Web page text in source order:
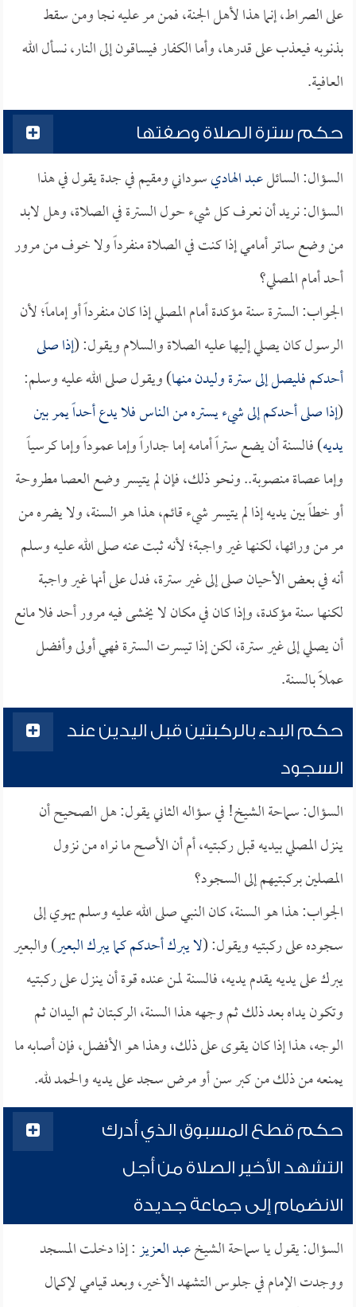
على الصراط، إنما هذا لأهل الجنة، فمن مر عليه نجا ومن سقط
بذنوبه فيعذب على قدرها، وأما الكفار فيساقون إلى النار، نسأل الله
العافية.
حكم سترة الصلاة وصفتها
السؤال: السائلعبد الهاديسوداني ومقيم في جدة يقول في هذا
السؤال: نريد أن نعرف كل شيء حول السترة في الصلاة، وهل لابد
من وضع ساتر أمامي إذا كنت في الصلاة منفرداً ولا خوف من مرور
أحد أمام المصلي؟
الجواب: السترة سنة مؤكدة أمام المصلي إذا كان منفرداً أو إماماً؛ لأن
الرسول كان يصلي إليها عليه الصلاة والسلام ويقول: (إذا صلى
أحدكم فليصل إلى سترة وليدن منها) ويقول صلى الله عليه وسلم:
(إذا صلى أحدكم إلى شيء يستره من الناس فلا يدع أحداً يمر بين
يديه) فالسنة أن يضع ستراً أمامه إما جداراً وإما عموداً وإما كرسياً
وإما عصاة منصوبة.. ونحو ذلك، فإن لم يتيسر وضع العصا مطروحة
أو خطاً بين يديه إذا لم يتيسر شيء قائم، هذا هو السنة، ولا يضره من
مر من ورائها، لكنها غير واجبة؛ لأنه ثبت عنه صلى الله عليه وسلم
أنه في بعض الأحيان صلى إلى غير سترة، فدل على أنها غير واجبة
لكنها سنة مؤكدة، وإذا كان في مكان لا يخشى فيه مرور أحد فلا مانع
أن يصلي إلى غير سترة، لكن إذا تيسرت السترة فهي أولى وأفضل
عملاً بالسنة.
حكم البدء بالركبتين قبل اليدين عند
السجود
السؤال: سماحة الشيخ! في سؤاله الثاني يقول: هل الصحيح أن
ينزل المصلي بيديه قبل ركبتيه، أم أن الأصح ما نراه من نزول
المصلين بركبتيهم إلى السجود؟
الجواب: هذا هو السنة، كان النبي صلى الله عليه وسلم يهوي إلى
سجوده على ركبتيه ويقول: (لا يبرك أحدكم كما يبرك البعير) والبعير
يبرك على يديه يقدم يديه، فالسنة لمن عنده قوة أن ينزل على ركبتيه
وتكون يداه بعد ذلك ثم وجهه هذا السنة، الركبتان ثم اليدان ثم
الوجه، هذا إذا كان يقوى على ذلك، وهذا هو الأفضل، فإن أصابه ما
يمنعه من ذلك من كبر سن أو مرض سجد على يديه والحمد لله.
حكم قطع المسبوق الذي أدرك
التشهد الأخير الصلاة من أجل
الانضمام إلى جماعة جديدة
السؤال: يقول يا سماحة الشيخعبد العزيز: إذا دخلت المسجد
ووجدت الإمام في جلوس التشهد الأخير، وبعد قيامي لإكمال